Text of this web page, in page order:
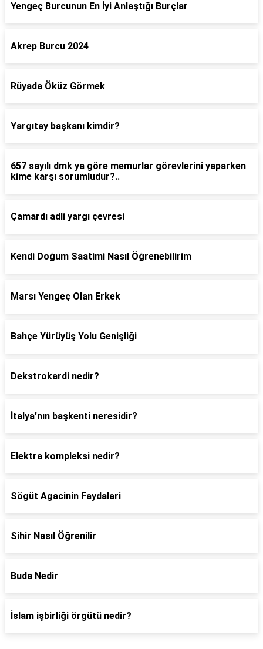
Yengeç Burcunun En İyi Anlaştığı Burçlar
Akrep Burcu 2024
Rüyada Öküz Görmek
Yargıtay başkanı kimdir?
657 sayılı dmk ya göre memurlar görevlerini yaparken
kime karşı sorumludur?..
Çamardı adli yargı çevresi
Kendi Doğum Saatimi Nasıl Öğrenebilirim
Marsı Yengeç Olan Erkek
Bahçe Yürüyüş Yolu Genişliği
Dekstrokardi nedir?
İtalya'nın başkenti neresidir?
Elektra kompleksi nedir?
Sögüt Agacinin Faydalari
Sihir Nasıl Öğrenilir
Buda Nedir
İslam işbirliği örgütü nedir?